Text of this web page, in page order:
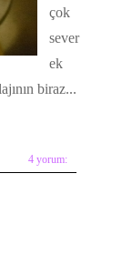
çok
sever
ek
biraz...
4 yorum: